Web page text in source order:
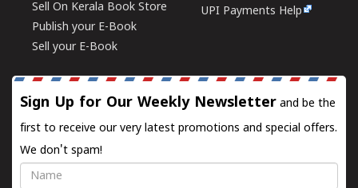
Sell On Kerala Book Store
Publish your E-Book
Sell your E-Book
UPI Payments Help
Sign Up for Our Weekly Newsletter and be the
first to receive our very latest promotions and special offers.
We don't spam!
Name